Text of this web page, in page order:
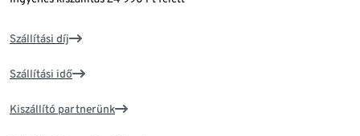
Szállítási díj
Szállítási idő
Kiszállító partnerünk